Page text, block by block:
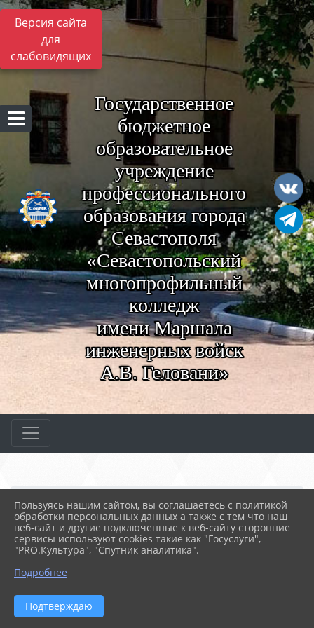
Версия сайта
для
слабовидящих
Государственное
бюджетное
образовательное
учреждение
профессионального
образования города
Севастополя
«Севастопольский
многопрофильный
колледж
имени Маршала
инженерных войск
А.В. Геловани»
Главная МЕРОПРИЯТИЯ
Новости
Театральный вторник
16.11.2023 09:04
Пользуясь нашим сайтом, вы соглашаетесь с политикой
обработки персональных данных а также с тем что наш
веб-сайт и другие подключенные к веб-сайту сторонние
сервисы используют cookies такие как "Госуслуги",
"PRO.Культура", "Спутник аналитика".
Подробнее
Подтверждаю